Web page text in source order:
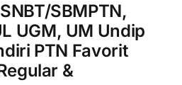
SBMPTN,
UGM, UM Undip
PTN Favorit
&